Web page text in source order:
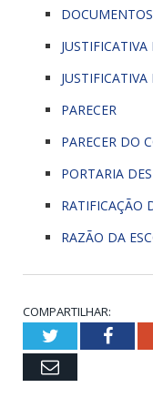
DOCUMENTOS
PARECER
PARECER DO
PORTARIA
RATIFICAÇÃO
RAZÃO DA
COMPARTILHAR:
Twitter
Email